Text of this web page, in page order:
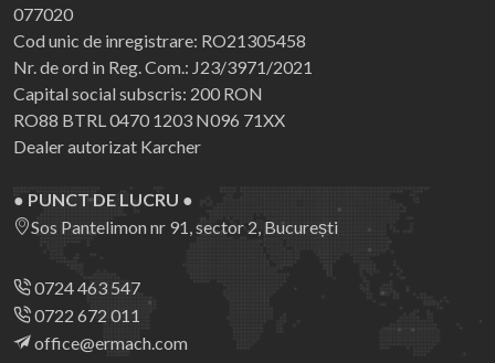
077020
Cod unic de inregistrare: RO21305458
Nr. de ord in Reg. Com.: J23/3971/2021
Capital social subscris: 200 RON
RO88 BTRL 0470 1203 N096 71XX
Dealer autorizat Karcher
● PUNCT DE LUCRU ●
Sos Pantelimon nr 91, sector 2, București
0724 463 547
0722 672 011
office@ermach.com